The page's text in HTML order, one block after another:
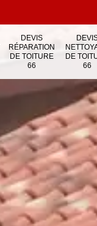
DEVIS
RÉPARATION
DE TOITURE
66
DE
66